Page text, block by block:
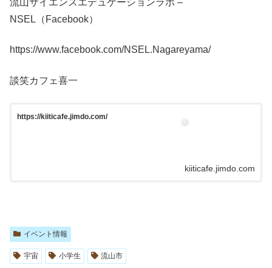
流山サイエンスエデュケーションラボ –
NSEL（Facebook）
https://www.facebook.com/NSEL.Nagareyama/
談笑カフェ喜一
https://kiiticafe.jimdo.com/
kiiticafe.jimdo.com
イベント情報
宇宙 小学生 流山市